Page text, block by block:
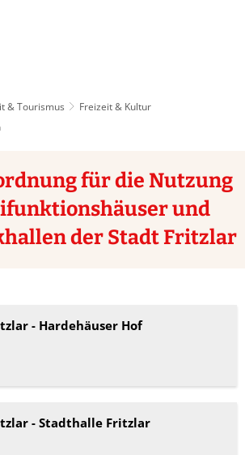
& Tourismus
Freizeit & Kultur
für die Nutzung
und
der Stadt Fritzlar
- Hardehäuser Hof
- Stadthalle Fritzlar